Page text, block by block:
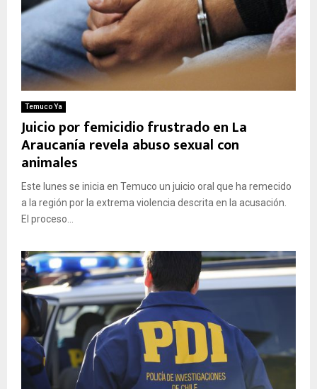
Temuco Ya
Juicio por femicidio frustrado en La
Araucanía revela abuso sexual con
animales
Este lunes se inicia en Temuco un juicio oral que ha remecido
a la región por la extrema violencia descrita en la acusación.
El proceso...